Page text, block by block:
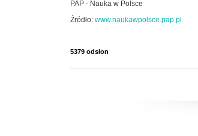
PAP - Nauka w Polsce
Źródło: www.naukawpolsce.pap.pl
5379 odsłon